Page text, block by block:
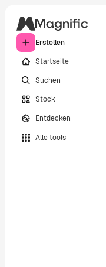
Erstellen
Startseite
Suchen
Stock
Entdecken
Alle tools